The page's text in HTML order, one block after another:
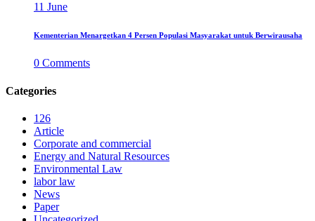
11 June
Kementerian Menargetkan 4 Persen Populasi Masyarakat untuk Berwirausaha
0 Comments
Categories
126
Article
Corporate and commercial
Energy and Natural Resources
Environmental Law
labor law
News
Paper